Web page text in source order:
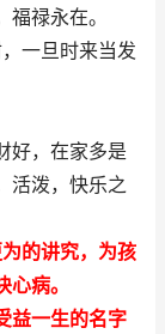
禄永在。
一旦时来当发
好，在家多是
活泼，快乐之
的讲究，为孩
病。
益一生的名字